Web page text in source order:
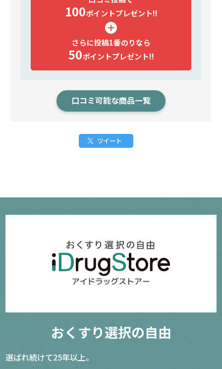
100ポイントプレゼント!!
さらに投稿1番のりなら
50ポイントプレゼント!!
口コミ可能な商品一覧
ツイート
おくすり選択の自由
選ばれ続けて25年以上。